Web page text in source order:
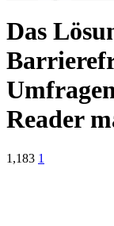
Das
Reader
1,183 1